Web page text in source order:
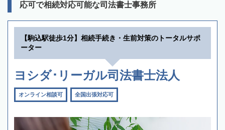
応可で相続対応可能な司法書士事務所
【駒込駅徒歩1分】相続手続き・生前対策のトータルサポ
ーター
ヨシダ･リーガル司法書士法人
オンライン相談可 全国出張対応可